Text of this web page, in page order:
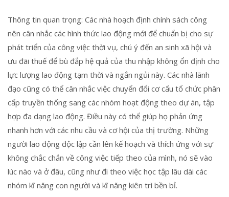
Thông tin quan trọng: Các nhà hoạch định chính sách công
nên cân nhắc các hình thức lao động mới để chuẩn bị cho sự
phát triển của công việc thời vụ, chú ý đến an sinh xã hội và
ưu đãi thuế để bù đắp hệ quả của thu nhập không ổn định cho
lực lượng lao động tạm thời và ngắn ngủi này. Các nhà lãnh
đạo cũng có thể cân nhắc việc chuyển đổi cơ cấu tổ chức phân
cấp truyền thống sang các nhóm hoạt động theo dự án, tập
hợp đa dạng lao động. Điều này có thể giúp họ phản ứng
nhanh hơn với các nhu cầu và cơ hội của thị trường. Những
người lao động độc lập cần lên kế hoạch và thích ứng với sự
không chắc chắn về công việc tiếp theo của mình, nó sẽ vào
lúc nào và ở đâu, cũng như đi theo việc học tập lâu dài các
nhóm kĩ năng con người và kĩ năng kiên trì bền bỉ.